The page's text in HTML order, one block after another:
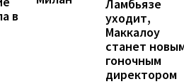
в
Ламбьязе
уходит,
Маккалоу
станет
гоночным
директором